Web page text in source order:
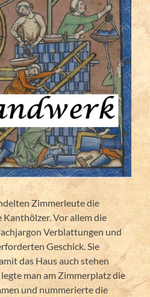
Zimmerleute die
Kanthölzer. Vor allem die
Verblattungen und
Geschick. Sie
das Haus auch stehen
man am Zimmerplatz die
und nummerierte die